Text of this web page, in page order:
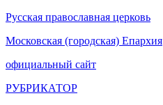
Русская православная церковь
Московская (городская) Епархия
официальный сайт
РУБРИКАТОР